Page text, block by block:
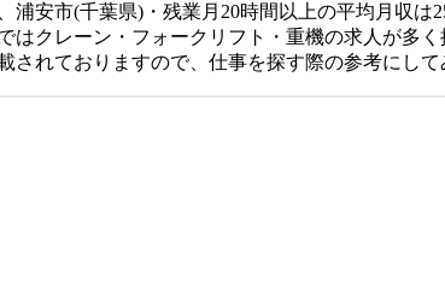
浦安市(千葉県)・残業月20時間以上の平均月収は
はクレーン・フォークリフト・重機の求人が多く
されておりますので、仕事を探す際の参考にして